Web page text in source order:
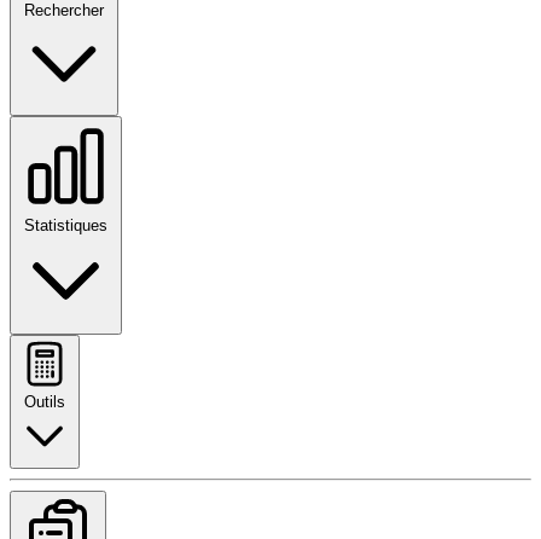
Rechercher
Statistiques
Outils